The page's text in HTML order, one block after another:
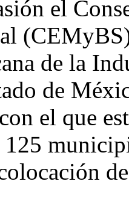
el
de la
de
el que
125